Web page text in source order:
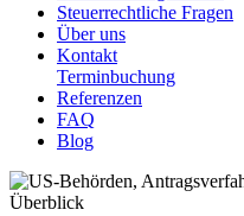
Steuerrechtliche Fragen
Über uns
Kontakt
Terminbuchung
Referenzen
FAQ
Blog